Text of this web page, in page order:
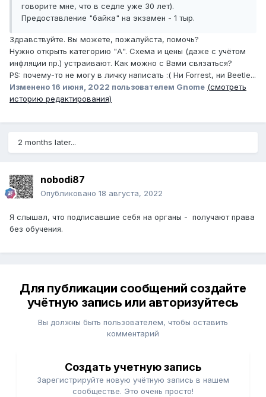
говорите мне, что в седле уже 30 лет).
Предоставление "байка" на экзамен - 1 тыр.
Здравствуйте. Вы можете, пожалуйста, помочь?
Нужно открыть категорию "А". Схема и цены (даже с учётом
инфляции пр.) устраивают. Как можно с Вами связаться?
PS: почему-то не могу в личку написать :( Ни Forrest, ни Beetle...
Изменено 16 июня, 2022 пользователем Gnome (смотреть
историю редактирования)
2 months later...
nobodi87
Опубликовано 18 августа, 2022
Я слышал, что подписавшие себя на органы - получают права
без обучения.
Для публикации сообщений создайте
учётную запись или авторизуйтесь
Вы должны быть пользователем, чтобы оставить
комментарий
Создать учетную запись
Зарегистрируйте новую учётную запись в нашем
сообществе. Это очень просто!